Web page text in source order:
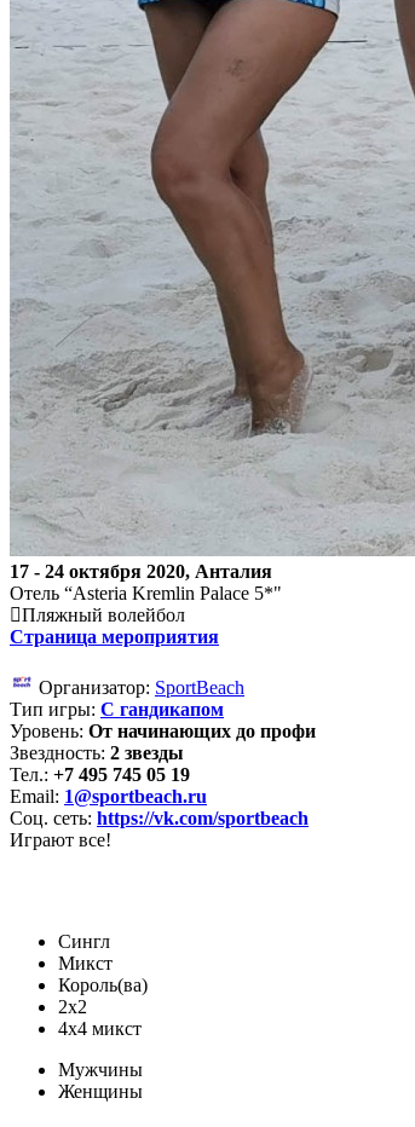
17 - 24 октября 2020, Анталия
Отель “Asteria Kremlin Palace 5*"
Пляжный волейбол
Страница мероприятия
Организатор: SportBeach
Тип игры: С гандикапом
Уровень: От начинающих до профи
Звездность: 2 звезды
Тел.: +7 495 745 05 19
Email: 1@sportbeach.ru
Соц. сеть: https://vk.com/sportbeach
Играют все!
Сингл
Микст
Король(ва)
2х2
4x4 микст
Мужчины
Женщины